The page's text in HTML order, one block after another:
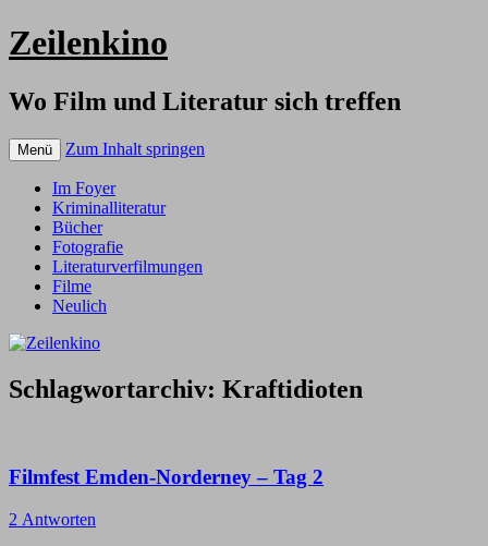
Zeilenkino
Wo Film und Literatur sich treffen
Menü Zum Inhalt springen
Im Foyer
Kriminalliteratur
Bücher
Fotografie
Literaturverfilmungen
Filme
Neulich
Schlagwortarchiv: Kraftidioten
Filmfest Emden-Norderney – Tag 2
2 Antworten